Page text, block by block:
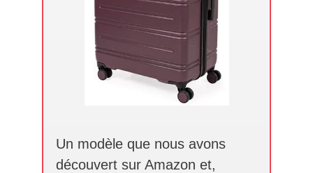
Un modèle que nous avons
découvert sur Amazon et,